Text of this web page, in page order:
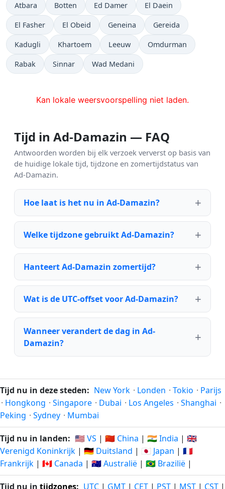
Atbara Botten Ed Damer El Daein
El Fasher El Obeid Geneina Gereida
Kadugli Khartoem Leeuw Omdurman
Rabak Sinnar Wad Medani
Kan lokale weersvoorspelling niet laden.
Tijd in Ad-Damazin — FAQ
Antwoorden worden bij elk verzoek ververst op basis van
de huidige lokale tijd, tijdzone en zomertijdstatus van
Ad-Damazin.
Hoe laat is het nu in Ad-Damazin?
Welke tijdzone gebruikt Ad-Damazin?
Hanteert Ad-Damazin zomertijd?
Wat is de UTC-offset voor Ad-Damazin?
Wanneer verandert de dag in Ad-
Damazin?
Tijd nu in deze steden: New York · Londen · Tokio · Parijs
· Hongkong · Singapore · Dubai · Los Angeles · Shanghai ·
Peking · Sydney · Mumbai
Tijd nu in landen: 🇺🇸 VS | 🇨🇳 China | 🇮🇳 India | 🇬🇧
Verenigd Koninkrijk | 🇩🇪 Duitsland | 🇯🇵 Japan | 🇫🇷
Frankrijk | 🇨🇦 Canada | 🇦🇺 Australië | 🇧🇷 Brazilië |
Tijd nu in tijdzones: UTC | GMT | CET | PST | MST | CST |